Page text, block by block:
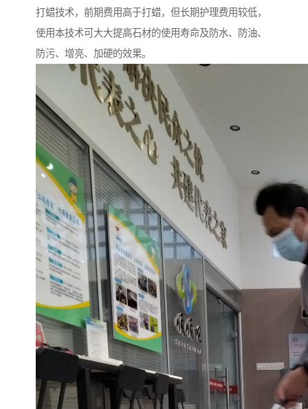
打蜡技术，前期费用高于打蜡，但长期护理费用较低，
使用本技术可大大提高石材的使用寿命及防水、防油、
防污、增亮、加硬的效果。